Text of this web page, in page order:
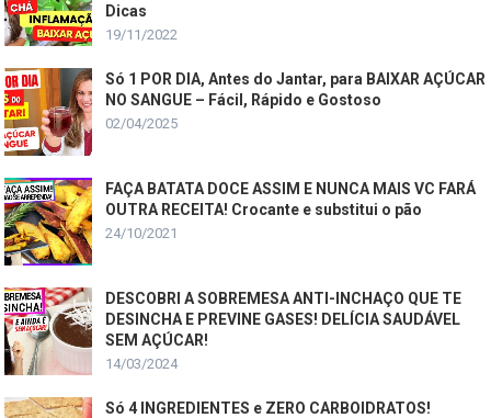
Dicas
19/11/2022
Só 1 POR DIA, Antes do Jantar, para BAIXAR AÇÚCAR
NO SANGUE – Fácil, Rápido e Gostoso
02/04/2025
FAÇA BATATA DOCE ASSIM E NUNCA MAIS VC FARÁ
OUTRA RECEITA! Crocante e substitui o pão
24/10/2021
DESCOBRI A SOBREMESA ANTI-INCHAÇO QUE TE
DESINCHA E PREVINE GASES! DELÍCIA SAUDÁVEL
SEM AÇÚCAR!
14/03/2024
Só 4 INGREDIENTES e ZERO CARBOIDRATOS!